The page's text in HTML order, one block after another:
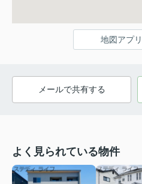
地図アプ
メールで共有する
よく見られている物件